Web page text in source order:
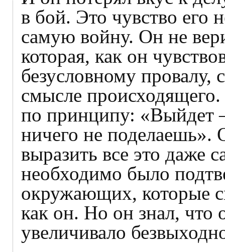
в бой. Это чувство его
самую войну. Он не
которая, как он
безусловному провалу,
смысле
по принципу:
ничего не поделаешь».
выразить все это даже
необходимо было
окружающих, которые
как он. Но он знал, что
увеличивало